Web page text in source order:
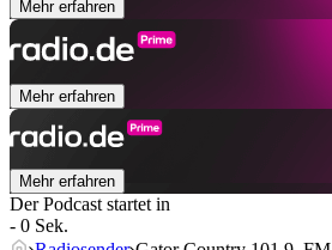
Mehr erfahren
Mehr erfahren
Mehr erfahren
Der Podcast startet in
- 0 Sek.